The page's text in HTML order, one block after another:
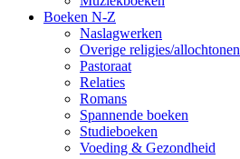
Boeken N-Z
Naslagwerken
Overige religies/allochtonen
Pastoraat
Relaties
Romans
Spannende boeken
Studieboeken
Voeding & Gezondheid